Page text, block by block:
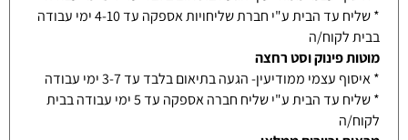
* שליח עד הבית ע"י חברת שליחויות אספקה עד 4-10 ימי עבודה
בבית לקוח/ה
מוטות פינוק וסט רחצה
* איסוף עצמי ממודיעין- הגעה בתיאום בלבד עד 3-7 ימי עבודה
* שליח עד הבית ע"י שליח חברה אספקה עד 5 ימי עבודה בבית
לקוח/ה